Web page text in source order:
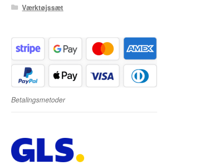
Værktøjssæt
Betalingsmetoder